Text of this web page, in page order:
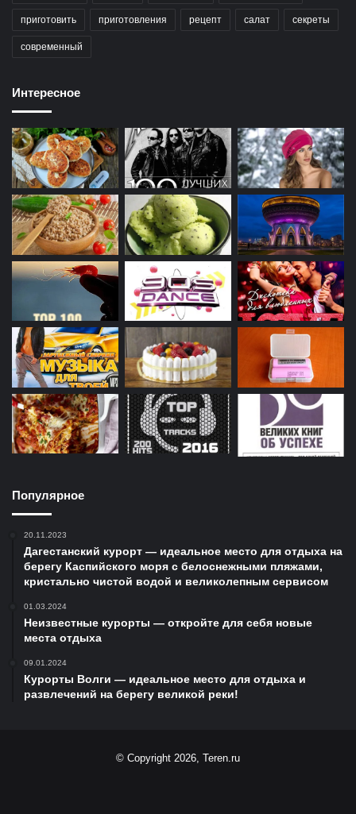
приготовить приготовления рецепт салат секреты
современный
Интересное
Популярное
20.11.2023
Дагестанский курорт — идеальное место для отдыха на
берегу Каспийского моря с белоснежными пляжами,
кристально чистой водой и великолепным сервисом
01.03.2024
Неизвестные курорты — откройте для себя новые
места отдыха
09.01.2024
Курорты Волги — идеальное место для отдыха и
развлечений на берегу великой реки!
© Copyright 2026, Teren.ru